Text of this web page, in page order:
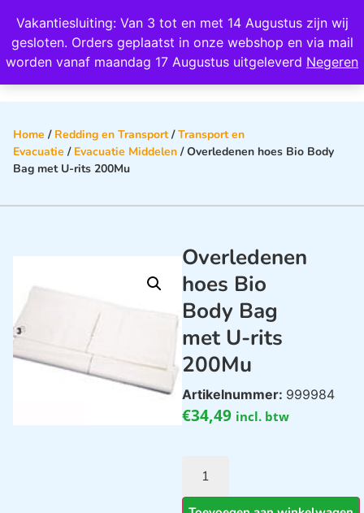
Vakantiesluiting: Van 3 tot en met 14 Augustus zijn wij
gesloten. Orders geplaatst in onze webshop en via mail
worden vanaf maandag 17 Augustus uitgeleverd Negeren
Wij scoren een 4,8 op Google
Home / Redding en Transport/Transport en
Evacuatie / Evacuatie Middelen / Overledenen hoes Bio Body
Bag met U-rits 200Mu
Overledenen
hoes Bio
Body Bag
met U-rits
200Mu
Artikelnummer: 999984
€34,49 incl. btw